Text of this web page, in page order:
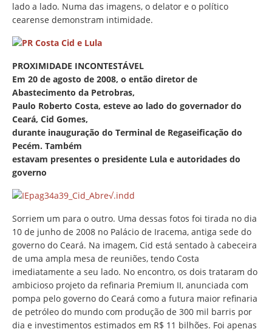
lado a lado. Numa das imagens, o delator e o político
cearense demonstram intimidade.
PROXIMIDADE INCONTESTÁVEL
Em 20 de agosto de 2008, o então diretor de
Abastecimento da Petrobras,
Paulo Roberto Costa, esteve ao lado do governador do
Ceará, Cid Gomes,
durante inauguração do Terminal de Regaseificação do
Pecém. Também
estavam presentes o presidente Lula e autoridades do
governo
Sorriem um para o outro. Uma dessas fotos foi tirada no dia
10 de junho de 2008 no Palácio de Iracema, antiga sede do
governo do Ceará. Na imagem, Cid está sentado à cabeceira
de uma ampla mesa de reuniões, tendo Costa
imediatamente a seu lado. No encontro, os dois trataram do
ambicioso projeto da refinaria Premium II, anunciada com
pompa pelo governo do Ceará como a futura maior refinaria
de petróleo do mundo com produção de 300 mil barris por
dia e investimentos estimados em R$ 11 bilhões. Foi apenas